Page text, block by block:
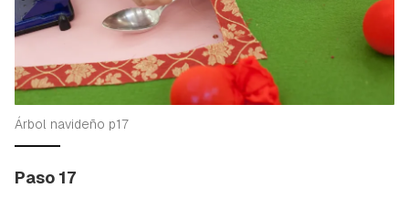
Árbol navideño p17
Paso 17